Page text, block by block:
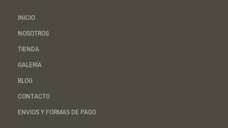
INICIO
NOSOTROS
TIENDA
GALERÍA
BLOG
CONTACTO
ENVIOS Y FORMAS DE PAGO